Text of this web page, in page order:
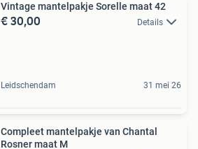
Vintage mantelpakje Sorelle maat 42
€ 30,00 Details
Leidschendam 31 mei 26
Compleet mantelpakje van Chantal
Rosner maat M